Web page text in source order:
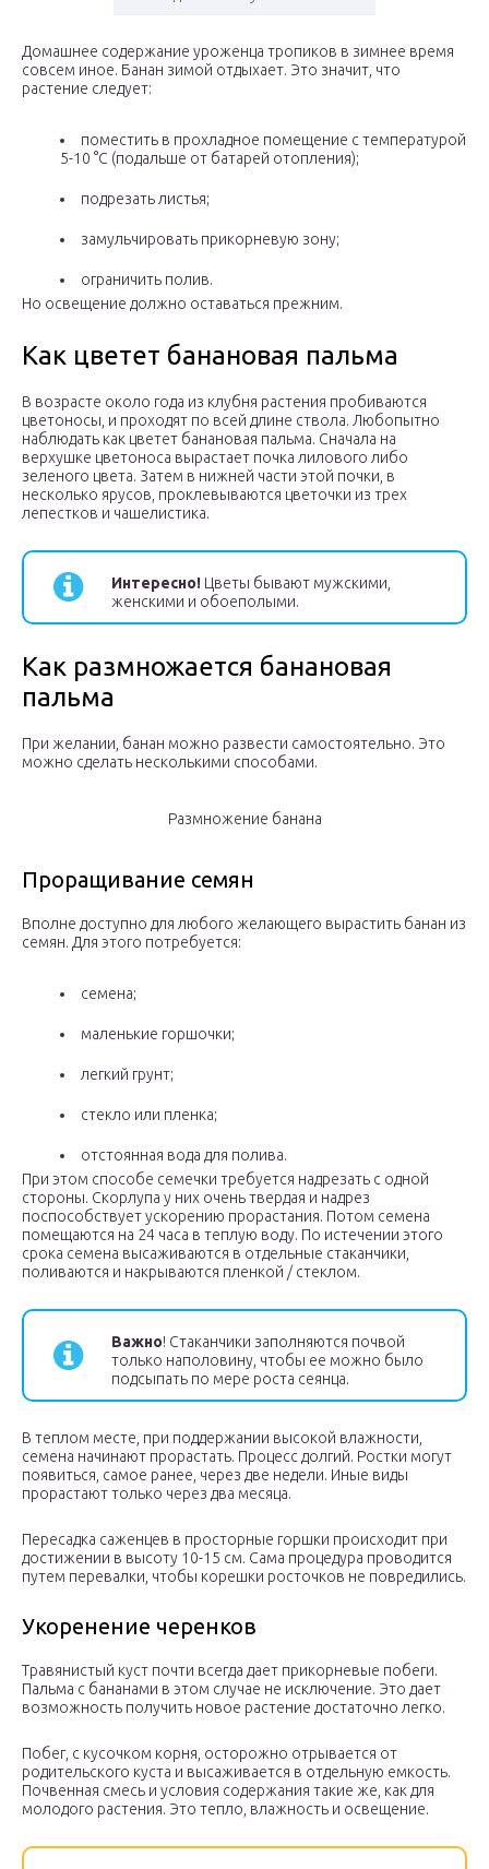
Домашнее содержание уроженца тропиков в зимнее время
совсем иное. Банан зимой отдыхает. Это значит, что
растение следует:
поместить в прохладное помещение с температурой
5-10 °C (подальше от батарей отопления);
подрезать листья;
замульчировать прикорневую зону;
ограничить полив.
Но освещение должно оставаться прежним.
Как цветет банановая пальма
В возрасте около года из клубня растения пробиваются
цветоносы, и проходят по всей длине ствола. Любопытно
наблюдать как цветет банановая пальма. Сначала на
верхушке цветоноса вырастает почка лилового либо
зеленого цвета. Затем в нижней части этой почки, в
несколько ярусов, проклевываются цветочки из трех
лепестков и чашелистика.
Интересно! Цветы бывают мужскими,
женскими и обоеполыми.
Как размножается банановая
пальма
При желании, банан можно развести самостоятельно. Это
можно сделать несколькими способами.
Размножение банана
Проращивание семян
Вполне доступно для любого желающего вырастить банан из
семян. Для этого потребуется:
семена;
маленькие горшочки;
легкий грунт;
стекло или пленка;
отстоянная вода для полива.
При этом способе семечки требуется надрезать с одной
стороны. Скорлупа у них очень твердая и надрез
поспособствует ускорению прорастания. Потом семена
помещаются на 24 часа в теплую воду. По истечении этого
срока семена высаживаются в отдельные стаканчики,
поливаются и накрываются пленкой / стеклом.
Важно! Стаканчики заполняются почвой
только наполовину, чтобы ее можно было
подсыпать по мере роста сеянца.
В теплом месте, при поддержании высокой влажности,
семена начинают прорастать. Процесс долгий. Ростки могут
появиться, самое ранее, через две недели. Иные виды
прорастают только через два месяца.
Пересадка саженцев в просторные горшки происходит при
достижении в высоту 10-15 см. Сама процедура проводится
путем перевалки, чтобы корешки росточков не повредились.
Укоренение черенков
Травянистый куст почти всегда дает прикорневые побеги.
Пальма с бананами в этом случае не исключение. Это дает
возможность получить новое растение достаточно легко.
Побег, с кусочком корня, осторожно отрывается от
родительского куста и высаживается в отдельную емкость.
Почвенная смесь и условия содержания такие же, как для
молодого растения. Это тепло, влажность и освещение.